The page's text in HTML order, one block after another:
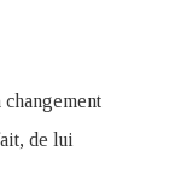
changement
de lui